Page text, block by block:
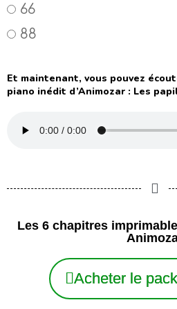
66
88
Et maintenant, vous pouvez
piano inédit d’Animozar : Les
Les 6 chapitres
Acheter le